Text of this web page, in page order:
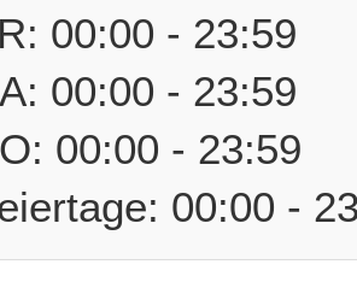
00:00 - 23:59
00:00 - 23:59
00:00 - 23:59
00:00 -